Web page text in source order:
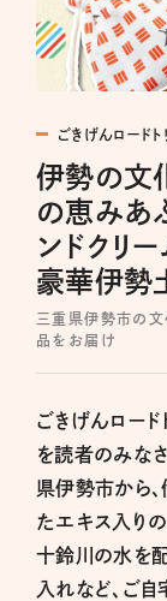
ごきげんロードト
伊勢の文
の恵みあ
ンドクリ
豪華伊勢
三重県伊勢市の文
品をお届け
ごきげんロー
を読者のみな
県伊勢市から、
たエキス入り
十鈴川の水を
入れなど、ご